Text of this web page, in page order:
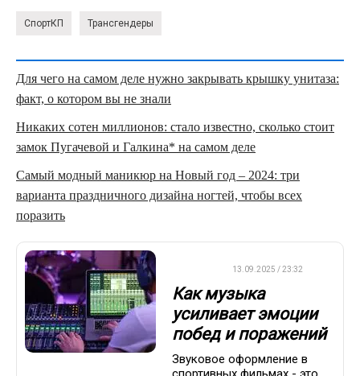
СпортКП Трансгендеры
Для чего на самом деле нужно закрывать крышку унитаза:
факт, о котором вы не знали
Никаких сотен миллионов: стало известно, сколько стоит
замок Пугачевой и Галкина* на самом деле
Самый модный маникюр на Новый год – 2024: три
варианта праздничного дизайна ногтей, чтобы всех
поразить
13.09.2025 / 23:32
Как музыка
усиливает эмоции
побед и поражений
Звуковое оформление в